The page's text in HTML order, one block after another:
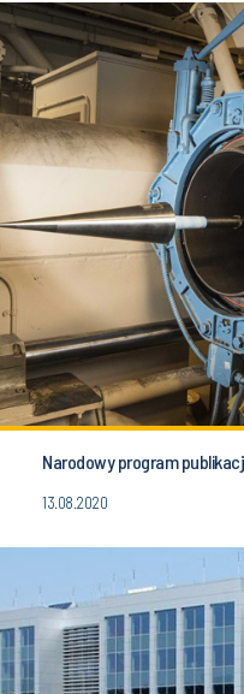
Narodowy program
13.08.2020